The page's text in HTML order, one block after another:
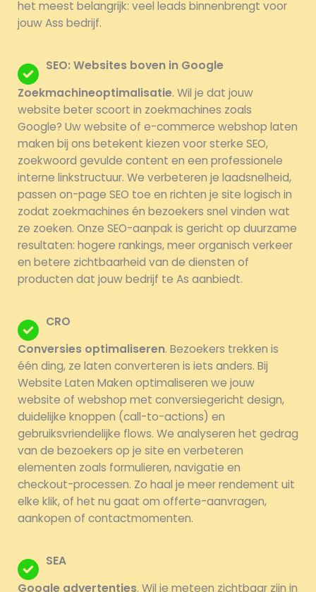
het meest belangrijk: veel leads binnenbrengt voor
jouw Ass bedrijf.
SEO: Websites boven in Google
Zoekmachineoptimalisatie. Wil je dat jouw
website beter scoort in zoekmachines zoals
Google? Uw website of e-commerce webshop laten
maken bij ons betekent kiezen voor sterke SEO,
zoekwoord gevulde content en een professionele
interne linkstructuur. We verbeteren je laadsnelheid,
passen on-page SEO toe en richten je site logisch in
zodat zoekmachines én bezoekers snel vinden wat
ze zoeken. Onze SEO-aanpak is gericht op duurzame
resultaten: hogere rankings, meer organisch verkeer
en betere zichtbaarheid van de diensten of
producten dat jouw bedrijf te As aanbiedt.
CRO
Conversies optimaliseren. Bezoekers trekken is
één ding, ze laten converteren is iets anders. Bij
Website Laten Maken optimaliseren we jouw
website of webshop met conversiegericht design,
duidelijke knoppen (call-to-actions) en
gebruiksvriendelijke flows. We analyseren het gedrag
van de bezoekers op je site en verbeteren
elementen zoals formulieren, navigatie en
checkout-processen. Zo haal je meer rendement uit
elke klik, of het nu gaat om offerte-aanvragen,
aankopen of contactmomenten.
SEA
Google advertenties. Wil je meteen zichtbaar zijn in